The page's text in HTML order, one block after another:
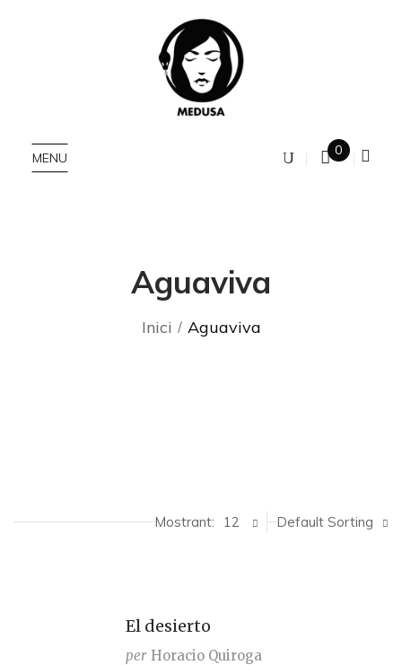
MENU 0
Aguaviva
Inici Aguaviva
Default Sorting
Mostrant: 12
El desierto
per Horacio Quiroga